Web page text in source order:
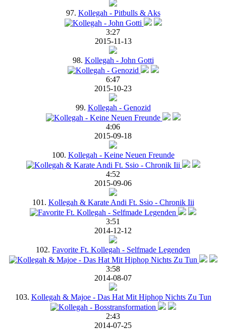
97. Kollegah - Pitbulls & Aks
3:27
2015-11-13
98. Kollegah - John Gotti
6:47
2015-10-23
99. Kollegah - Genozid
4:06
2015-09-18
100. Kollegah - Keine Neuen Freunde
4:52
2015-09-06
101. Kollegah & Karate Andi Ft. Ssio - Chronik Iii
3:51
2014-12-12
102. Favorite Ft. Kollegah - Selfmade Legenden
3:58
2014-08-07
103. Kollegah & Majoe - Das Hat Mit Hiphop Nichts Zu Tun
2:43
2014-07-25